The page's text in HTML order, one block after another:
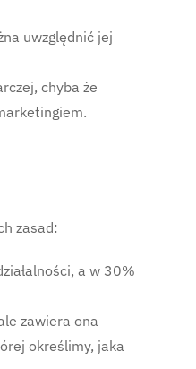
uwzględnić jej
chyba że
zasad:
a w 30%
zawiera ona
określimy, jaka